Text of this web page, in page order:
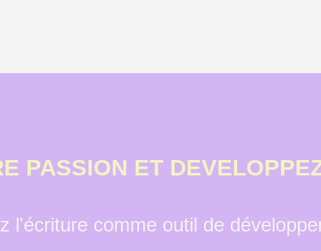
PASSION ET
l'écriture comme outil de